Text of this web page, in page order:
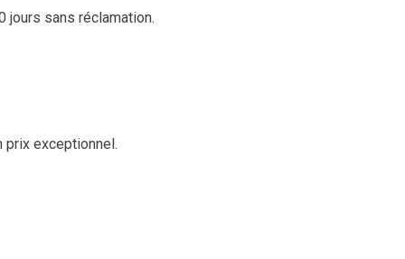
jours sans réclamation.
prix exceptionnel.